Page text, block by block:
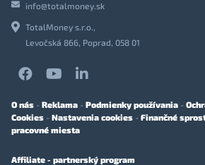
info@totalmoney.sk
TotalMoney s.r.o.,
Levočská 866, Poprad, 058 01
O nás - Reklama - Podmienky používania -
Cookies - Nastavenia cookies - Finančné
pracovné miesta
Affiliate - partnerský program